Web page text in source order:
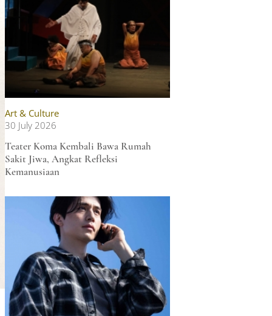
Art & Culture
30 July 2026
Teater Koma Kembali Bawa Rumah
Sakit Jiwa, Angkat Refleksi
Kemanusiaan